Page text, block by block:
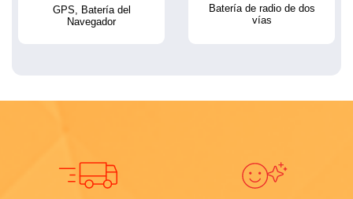
GPS, Batería del
Navegador
Batería de radio de dos
vías